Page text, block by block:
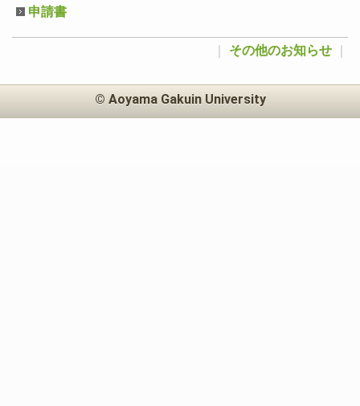
申請書
その他のお知らせ
© Aoyama Gakuin University